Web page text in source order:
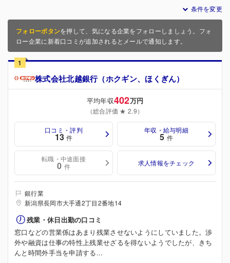
条件を変更
フォローボタンを押して、気になる企業をフォローしましょう。フォ
ロー企業に新着口コミが追加されるとメールで通知します。
1
株式会社北越銀行（ホクギン、ほくぎん）
平均年収402万円
（総合評価 ★ 2.9）
口コミ・評判
13 件
年収・給与明細
5 件
転職・中途面接
0 件 求人情報をチェック
銀行業
新潟県長岡市大手通2丁目2番地14
残業・休日出勤の口コミ
窓口などの営業係はあまり残業させないようにしていました。渉
外や融資は仕事の特性上残業せざるを得ないようでしたが、きち
んと時間外手当を申請する...